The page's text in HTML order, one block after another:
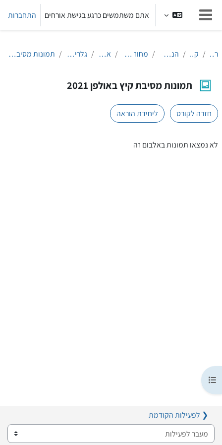
חלון סקירה צדדי
אתם משתמשים כרגע בגישת אורחים התחברות
תצוגת רשימת הנושאים בקורס
ראשי קורסים הנחלת הלשון מחוז חיפה והצפון אולפן עכו גלריית תמונות תמונות מסיבת קיץ באולפן 2021
תמונות מסיבת קיץ באולפן 2021
חזרה לקורס
ליחידת הוראה
לא נמצאו תמונות באלבום זה
❮ לפעילות הקודמת
מעבר לפעילות